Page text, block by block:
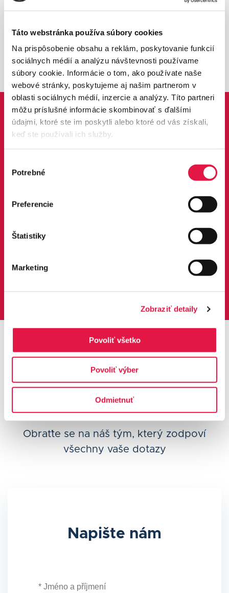
Táto webstránka používa súbory cookies
Na prispôsobenie obsahu a reklám, poskytovanie funkcií
sociálnych médií a analýzu návštevnosti používame
súbory cookie. Informácie o tom, ako používate naše
webové stránky, poskytujeme aj našim partnerom v
oblasti sociálnych médií, inzercie a analýzy. Títo partneri
môžu príslušné informácie skombinovať s ďalšími
údajmi, ktoré ste im poskytli alebo ktoré od vás získali,
keď ste používali ich služby.
súhlasu
Potrebné
Preferencie
Štatistiky
Marketing
Zobraziť detaily
Povoliť všetko
Povoliť výber
Odmietnuť
Přizpůsobte platební bránu svým
Vaše BESTarostné podnikání pro nás není jen slogan,
je to náš cíl. Dáváme vám prostor hlasovat pro funkce,
Přidat funkce platební brány >
Přejete si nabídku nebo se
potřebujete poradit?
Obraťte se na náš tým, který zodpoví
všechny vaše dotazy
Napište nám